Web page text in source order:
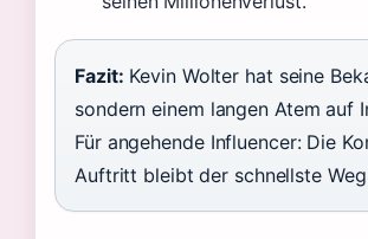
Fazit: Kevin Wolter hat seine
sondern einem langen Atem auf
Für angehende Influencer: Die
Auftritt bleibt der schnellste